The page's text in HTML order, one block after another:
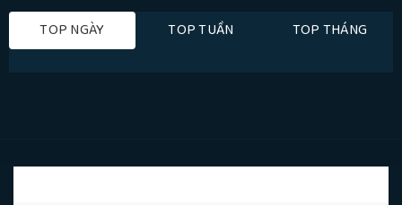
TOP NGÀY TOP TUẦN TOP THÁNG